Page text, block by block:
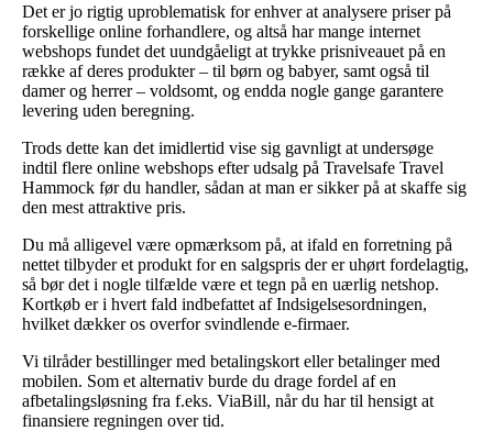
Det er jo rigtig uproblematisk for enhver at analysere priser på
forskellige online forhandlere, og altså har mange internet
webshops fundet det uundgåeligt at trykke prisniveauet på en
række af deres produkter – til børn og babyer, samt også til
damer og herrer – voldsomt, og endda nogle gange garantere
levering uden beregning.
Trods dette kan det imidlertid vise sig gavnligt at undersøge
indtil flere online webshops efter udsalg på Travelsafe Travel
Hammock før du handler, sådan at man er sikker på at skaffe sig
den mest attraktive pris.
Du må alligevel være opmærksom på, at ifald en forretning på
nettet tilbyder et produkt for en salgspris der er uhørt fordelagtig,
så bør det i nogle tilfælde være et tegn på en uærlig netshop.
Kortkøb er i hvert fald indbefattet af Indsigelsesordningen,
hvilket dækker os overfor svindlende e-firmaer.
Vi tilråder bestillinger med betalingskort eller betalinger med
mobilen. Som et alternativ burde du drage fordel af en
afbetalingsløsning fra f.eks. ViaBill, når du har til hensigt at
finansiere regningen over tid.